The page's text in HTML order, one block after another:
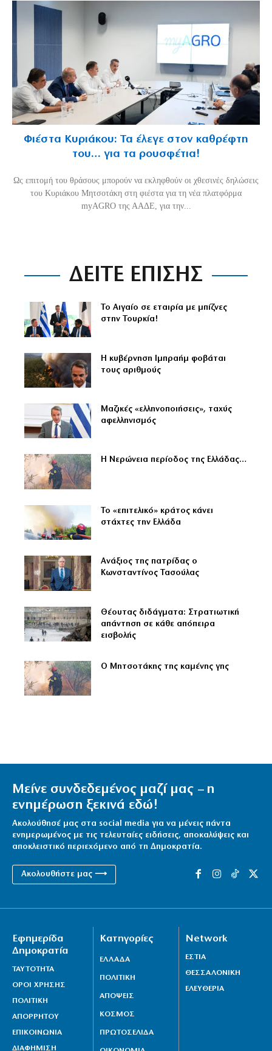
Φιέστα Κυριάκου: Τα έλεγε στον καθρέφτη
του… για τα ρουσφέτια!
Ως επιτομή του θράσους μπορούν να εκληφθούν οι χθεσινές δηλώσεις
του Κυριάκου Μητσοτάκη στη φιέστα για τη νέα πλατφόρμα
myAGRO της ΑΑΔΕ, για την...
ΔΕΙΤΕ ΕΠΙΣΗΣ
Το Αιγαίο σε εταιρία με μπίζνες
στην Τουρκία!
Η κυβέρνηση Ιμπραήμ φοβάται
τους αριθμούς
Μαζικές «ελληνοποιήσεις», ταχύς
αφελληνισμός
Η Νερώνεια περίοδος της Ελλάδας…
Το «επιτελικό» κράτος κάνει
στάχτες την Ελλάδα
Ανάξιος της πατρίδας ο
Κωνσταντίνος Τασούλας
Θέουτας διδάγματα: Στρατιωτική
απάντηση σε κάθε απόπειρα
εισβολής
Ο Μητσοτάκης της καμένης γης
Μείνε συνδεδεμένος μαζί μας – η
ενημέρωση ξεκινά εδώ!
Ακολούθησέ μας στα social media για να μένεις πάντα
ενημερωμένος με τις τελευταίες ειδήσεις, αποκαλύψεις και
αποκλειστικό περιεχόμενο από τη Δημοκρατία.
Ακολουθήστε μας ⟶
Εφημερίδα
Δημοκρατία
ΤΑΥΤΟΤΗΤΑ
ΟΡΟΙ ΧΡΗΣΗΣ
ΠΟΛΙΤΙΚΗ
ΑΠΟΡΡΗΤΟΥ
ΕΠΙΚΟΙΝΩΝΙΑ
ΔΙΑΦΗΜΙΣΗ
Κατηγορίες
ΕΛΛΑΔΑ
ΠΟΛΙΤΙΚΗ
ΑΠΟΨΕΙΣ
ΚΟΣΜΟΣ
ΠΡΩΤΟΣΕΛΙΔΑ
Network
ΕΣΤΙΑ
ΘΕΣΣΑΛΟΝΙΚΗ
ΕΛΕΥΘΕΡΙΑ